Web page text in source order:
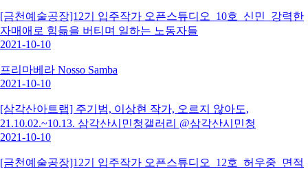
[금천예술공장]12기 입주작가 오픈스튜디오_10호_신민_강력한
자매애로 힘듦을 버티며 일하는 노동자들
2021-10-10
프리마베라 Nosso Samba
2021-10-10
[삼각산아트랩] 주기범, 이상현 작가, 오르지 않아도,
21.10.02.~10.13. 삼각산시민청갤러리 @삼각산시민청
2021-10-10
[금천예술공장]12기 입주작가 오픈스튜디오_12호_허우중_면적